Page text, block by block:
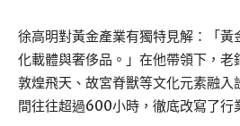
徐高明對黃金產業有獨特見解：「黃
化載體與奢侈品。」在他帶領下，老
敦煌飛天、故宮脊獸等文化元素融入
間往往超過600小時，徹底改寫了行